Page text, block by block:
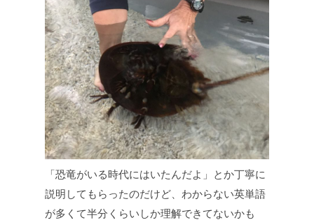
「恐竜がいる時代にはいたんだよ」とか丁寧に
説明してもらったのだけど、わからない英単語
が多くて半分くらいしか理解できてないかも